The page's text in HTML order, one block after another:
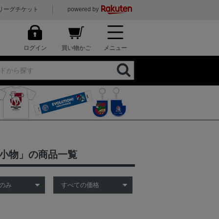
ーグチケット powered by
ログイン 買い物かご メニュー
物」の商品一覧